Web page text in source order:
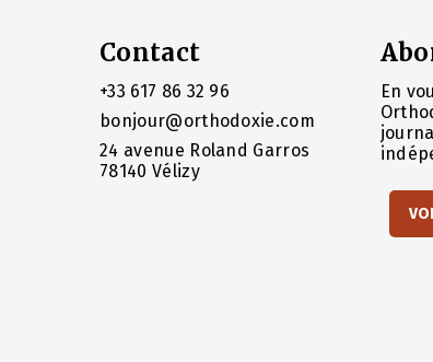
Contact
+33 617 86 32 96
bonjour@orthodoxie.com
24 avenue Roland Garros
78140 Vélizy
En